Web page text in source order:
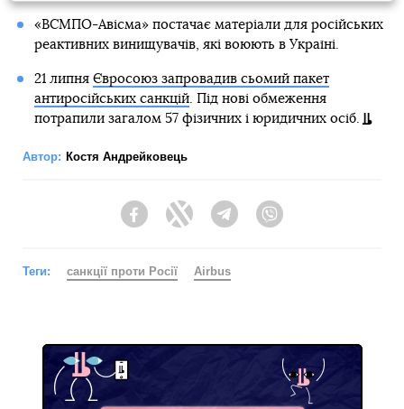
«ВСМПО-Авісма» постачає матеріали для російських
реактивних винищувачів, які воюють в Україні.
21 липня Євросоюз запровадив сьомий пакет
антиросійських санкцій. Під нові обмеження
потрапили загалом 57 фізичних і юридичних осіб.
Автор: Костя Андрейковець
FacebookTwitter Telegram
Теги: санкції проти Росії Airbus